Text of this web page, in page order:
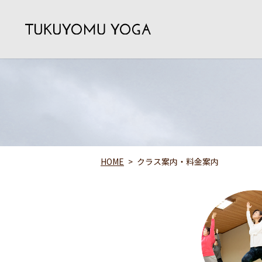
HOME クラス案内・料金案内